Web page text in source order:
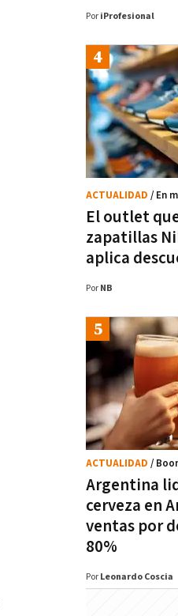
Por iProfesional
El outlet
zapatillas
aplica
ACTUALIDAD / En
Por NB
Argentina
cerveza en
ventas por
80%
ACTUALIDAD /
Por Leonardo Coscia